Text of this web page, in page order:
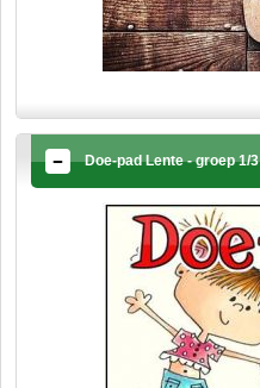
Doe-pad Lente - groep 1/3